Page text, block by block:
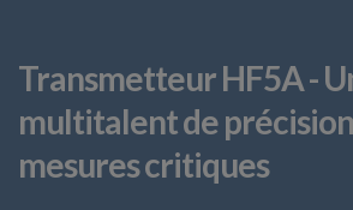
Transmetteur HF5A -
multitalent de
mesures critiques